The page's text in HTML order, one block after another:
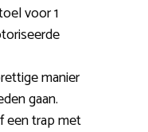
voor 1
manier
gaan.
een trap met